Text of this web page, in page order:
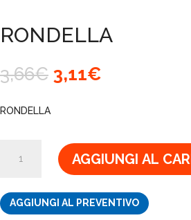
RONDELLA
3,66€ Il
prezzo
3,11€
RONDELLA
quantità
AGGIUNGI AL
AGGIUNGI AL PREVENTIVO